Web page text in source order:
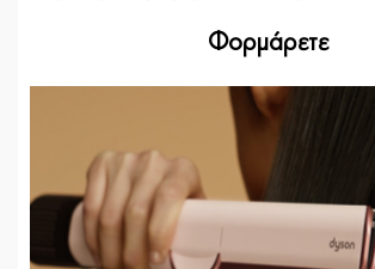
Φορμάρετε